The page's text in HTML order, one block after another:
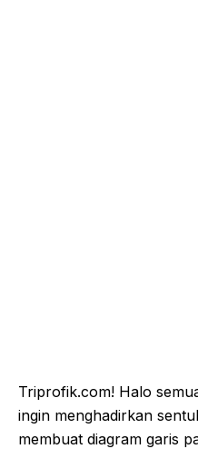
Triprofik.com! Halo
ingin menghadirkan
membuat diagram garis